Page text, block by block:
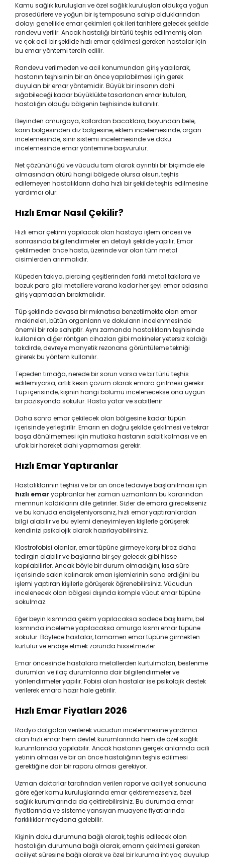
Kamu sağlık kuruluşları ve özel sağlık kuruluşları oldukça yoğun
prosedürlere ve yoğun bir iş temposuna sahip olduklarından
dolayı genellikle emar çekimleri çok ileri tarihlere gelecek şekilde
randevu verilir. Ancak hastalığı bir türlü teşhis edilmemiş olan
ve çok acil bir şekilde hızlı emar çekilmesi gereken hastalar için
bu emar yöntemi tercih edilir.
Randevu verilmeden ve acil konumundan giriş yapılarak,
hastanın teşhisinin bir an önce yapılabilmesi için gerek
duyulan bir emar yöntemidir. Büyük bir insanın dahi
sığabileceği kadar büyüklükte tasarlanan emar kutuları,
hastalığın olduğu bölgenin teşhisinde kullanılır.
Beyinden omurgaya, kollardan bacaklara, boyundan bele,
karın bölgesinden diz bölgesine, eklem incelemesinde, organ
incelemesinde, sinir sistemi incelemesinde ve doku
incelemesinde emar yöntemine başvurulur.
Net çözünürlüğü ve vücudu tam olarak ayrıntılı bir biçimde ele
almasından ötürü hangi bölgede olursa olsun, teşhis
edilemeyen hastalıkların daha hızlı bir şekilde teşhis edilmesine
yardımcı olur.
Hızlı Emar Nasıl Çekilir?
Hızlı emar çekimi yapılacak olan hastaya işlem öncesi ve
sonrasında bilgilendirmeler en detaylı şekilde yapılır. Emar
çekilmeden önce hasta, üzerinde var olan tüm metal
cisimlerden arınmalıdır.
Küpeden takıya, piercing çeşitlerinden farklı metal takılara ve
bozuk para gibi metallere varana kadar her şeyi emar odasına
giriş yapmadan bırakmalıdır.
Tüp şeklinde devasa bir mıknatısa benzetilmekte olan emar
makineleri, bütün organların ve dokuların incelenmesinde
önemli bir role sahiptir. Aynı zamanda hastalıkların teşhisinde
kullanılan diğer röntgen cihazları gibi makineler yetersiz kaldığı
takdirde, devreye manyetik rezonans görüntüleme tekniği
girerek bu yöntem kullanılır.
Tepeden tırnağa, nerede bir sorun varsa ve bir türlü teşhis
edilemiyorsa, artık kesin çözüm olarak emara girilmesi gerekir.
Tüp içerisinde, kişinin hangi bölümü incelenecekse ona uygun
bir pozisyonda sokulur. Hasta yatar ve sabitlenir.
Daha sonra emar çekilecek olan bölgesine kadar tüpün
içerisinde yerleştirilir. Emarın en doğru şekilde çekilmesi ve tekrar
başa dönülmemesi için mutlaka hastanın sabit kalması ve en
ufak bir hareket dahi yapmaması gerekir.
Hızlı Emar Yaptıranlar
Hastalıklarının teşhisi ve bir an önce tedaviye başlanılması için
hızlı emar yaptıranlar her zaman uzmanların bu kararından
memnun kaldıklarını dile getirirler. Sizler de emara girecekseniz
ve bu konuda endişeleniyorsanız, hızlı emar yaptıranlardan
bilgi alabilir ve bu eylemi deneyimleyen kişilerle görüşerek
kendinizi psikolojik olarak hazırlayabilirsiniz.
Klostrofobisi olanlar, emar tüpüne girmeye karşı biraz daha
tedirgin olabilir ve başlarına bir şey gelecek gibi hisse
kapılabilirler. Ancak böyle bir durum olmadığını, kısa süre
içerisinde sakin kalınarak emarı işlemlerinin sona erdiğini bu
işlemi yaptıran kişilerle görüşerek öğrenebilirsiniz. Vücudun
incelenecek olan bölgesi dışında komple vücut emar tüpüne
sokulmaz.
Eğer beyin kısmında çekim yapılacaksa sadece baş kısmı, bel
kısmında inceleme yapılacaksa omurga kısmı emar tüpüne
sokulur. Böylece hastalar, tamamen emar tüpüne girmekten
kurtulur ve endişe etmek zorunda hissetmezler.
Emar öncesinde hastalara metallerden kurtulmaları, beslenme
durumları ve ilaç durumlarına dair bilgilendirmeler ve
yönlendirmeler yapılır. Fobisi olan hastalar ise psikolojik destek
verilerek emara hazır hale getirilir.
Hızlı Emar Fiyatları 2026
Radyo dalgaları verilerek vücudun incelenmesine yardımcı
olan hızlı emar hem devlet kurumlarında hem de özel sağlık
kurumlarında yapılabilir. Ancak hastanın gerçek anlamda acili
yetinin olması ve bir an önce hastalığının teşhis edilmesi
gerektiğine dair bir raporu olması gerekiyor.
Uzman doktorlar tarafından verilen rapor ve aciliyet sonucuna
göre eğer kamu kuruluşlarında emar çektiremezseniz, özel
sağlık kurumlarında da çektirebilirsiniz. Bu durumda emar
fiyatlarında ve sisteme yansıyan muayene fiyatlarında
farklılıklar meydana gelebilir.
Kişinin doku durumuna bağlı olarak, teşhis edilecek olan
hastalığın durumuna bağlı olarak, emarın çekilmesi gereken
aciliyet süresine bağlı olarak ve özel bir kuruma ihtiyaç duyulup